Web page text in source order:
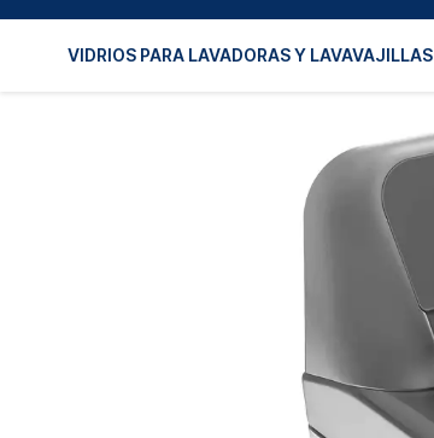
VIDRIOS PARA LAVADORAS Y LAVAVAJILLAS